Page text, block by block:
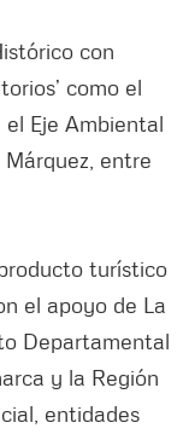
con
como el
el Eje Ambiental
entre
turístico
el apoyo de La
Departamental
y la Región
entidades